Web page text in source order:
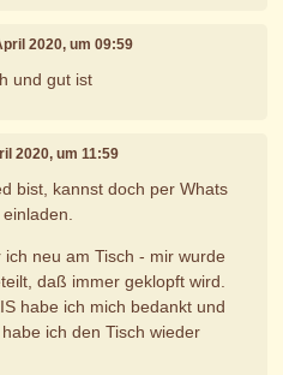
2020, um 09:59
und gut ist
2020, um 11:59
bist, kannst doch per Whats
ich neu am Tisch - mir wurde
daß immer geklopft wird.
habe ich mich bedankt und
ich den Tisch wieder